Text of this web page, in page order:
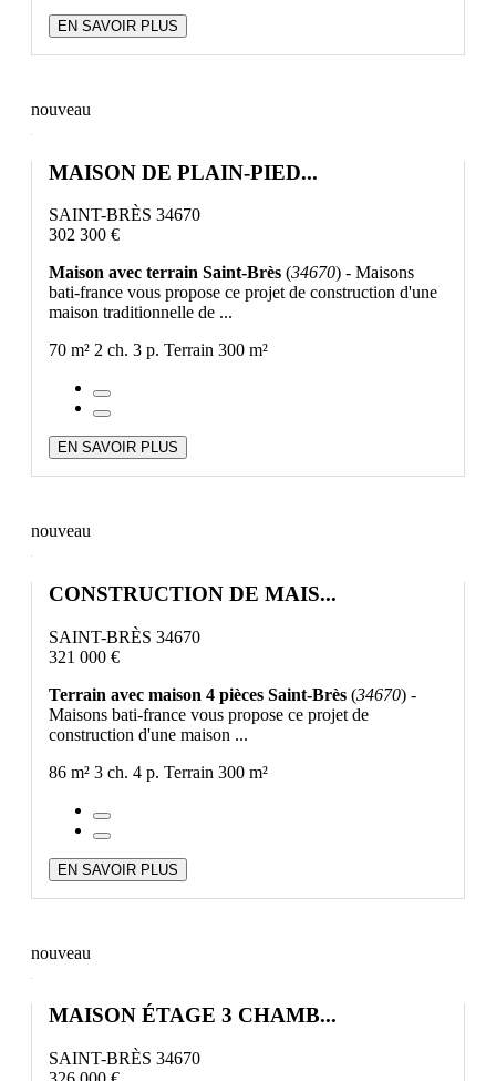
EN SAVOIR PLUS
nouveau
MAISON DE PLAIN-PIED...
SAINT-BRÈS 34670
302 300 €
Maison avec terrain Saint-Brès (34670) - Maisons
bati-france vous propose ce projet de construction d'une
maison traditionnelle de ...
70 m² 2 ch. 3 p. Terrain 300 m²
EN SAVOIR PLUS
nouveau
CONSTRUCTION DE MAIS...
SAINT-BRÈS 34670
321 000 €
Terrain avec maison 4 pièces Saint-Brès (34670) -
Maisons bati-france vous propose ce projet de
construction d'une maison ...
86 m² 3 ch. 4 p. Terrain 300 m²
EN SAVOIR PLUS
nouveau
MAISON ÉTAGE 3 CHAMB...
SAINT-BRÈS 34670